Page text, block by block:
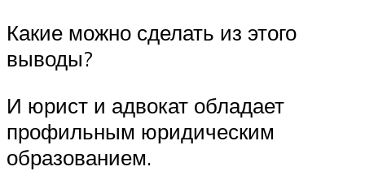
Какие можно сделать из этого
выводы?
И юрист и адвокат обладает
профильным юридическим
образованием.